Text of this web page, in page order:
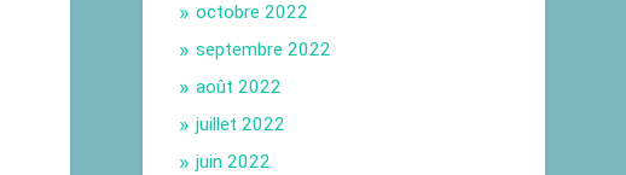
octobre 2022
septembre 2022
août 2022
juillet 2022
juin 2022